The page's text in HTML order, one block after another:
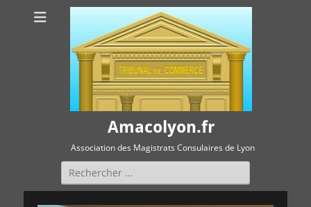
Amacolyon.fr
Association des Magistrats Consulaires de Lyon
Rechercher :